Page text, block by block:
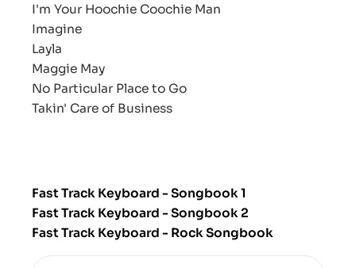
I'm Your Hoochie Coochie Man
Imagine
Layla
Maggie May
No Particular Place to Go
Takin' Care of Business
Fast Track Keyboard - Songbook 1
Fast Track Keyboard - Songbook 2
Fast Track Keyboard - Rock Songbook